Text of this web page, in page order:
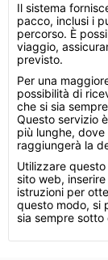
Il sistema
pacco, inclusi i
percorso. È
viaggio,
previsto.
Per una
possibilità di
che si sia
Questo servizio
più lunghe,
raggiungerà la
Utilizzare
sito web,
istruzioni per
questo modo, si
sia sempre sotto